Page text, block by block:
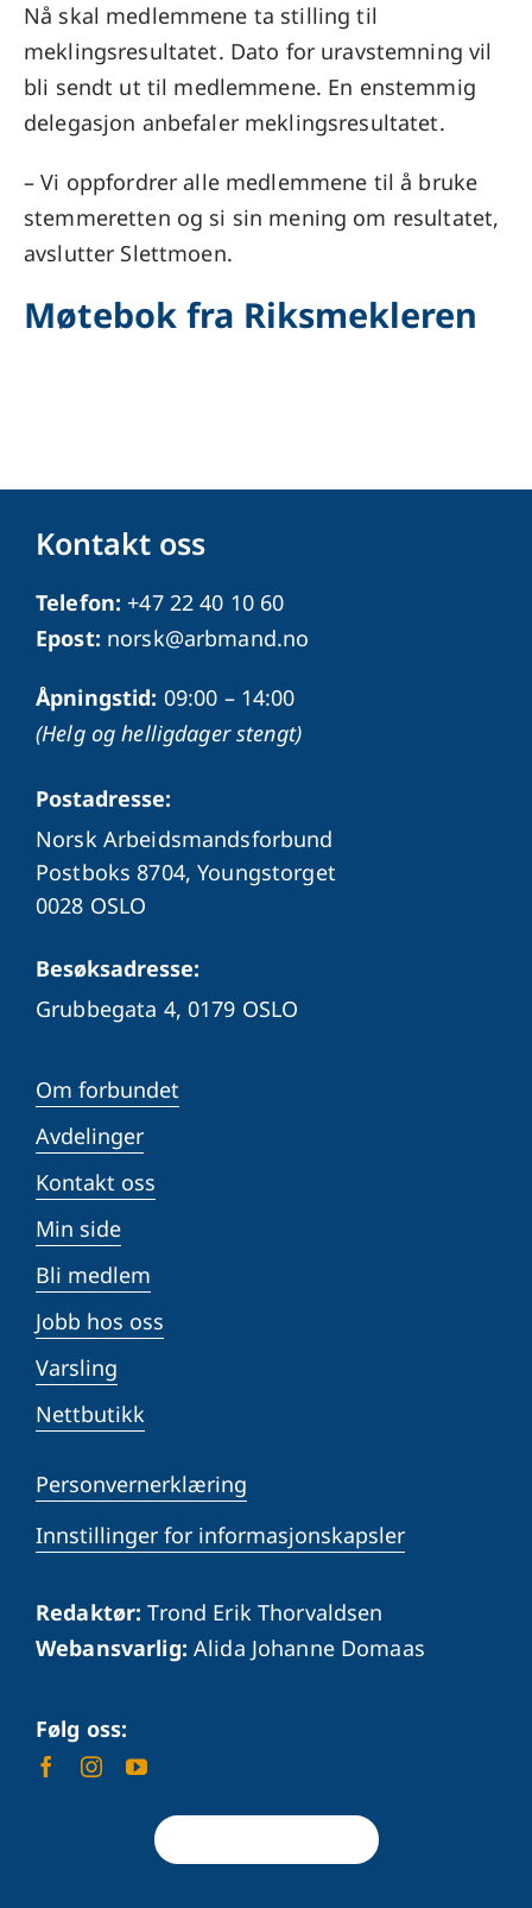
Nå skal medlemmene ta stilling til
meklingsresultatet. Dato for uravstemning vil
bli sendt ut til medlemmene. En enstemmig
delegasjon anbefaler meklingsresultatet.
– Vi oppfordrer alle medlemmene til å bruke
stemmeretten og si sin mening om resultatet,
avslutter Slettmoen.
Møtebok fra Riksmekleren
Kontakt oss
Telefon: +47 22 40 10 60
Epost: norsk@arbmand.no
Åpningstid: 09:00 – 14:00
(Helg og helligdager stengt)
Postadresse:
Norsk Arbeidsmandsforbund
Postboks 8704, Youngstorget
0028 OSLO
Besøksadresse:
Grubbegata 4,0179 OSLO
Om forbundet
Avdelinger
Kontakt oss
Min side
Bli medlem
Jobb hos oss
Varsling
Nettbutikk
Personvernerklæring
Innstillinger for informasjonskapsler
Redaktør: Trond Erik Thorvaldsen
Webansvarlig: Alida Johanne Domaas
Følg oss: